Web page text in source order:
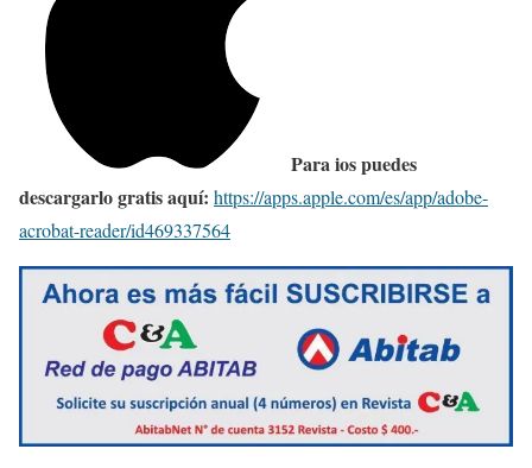
Para ios puedes
descargarlo gratis aquí: https://apps.apple.com/es/app/adobe-
acrobat-reader/id469337564